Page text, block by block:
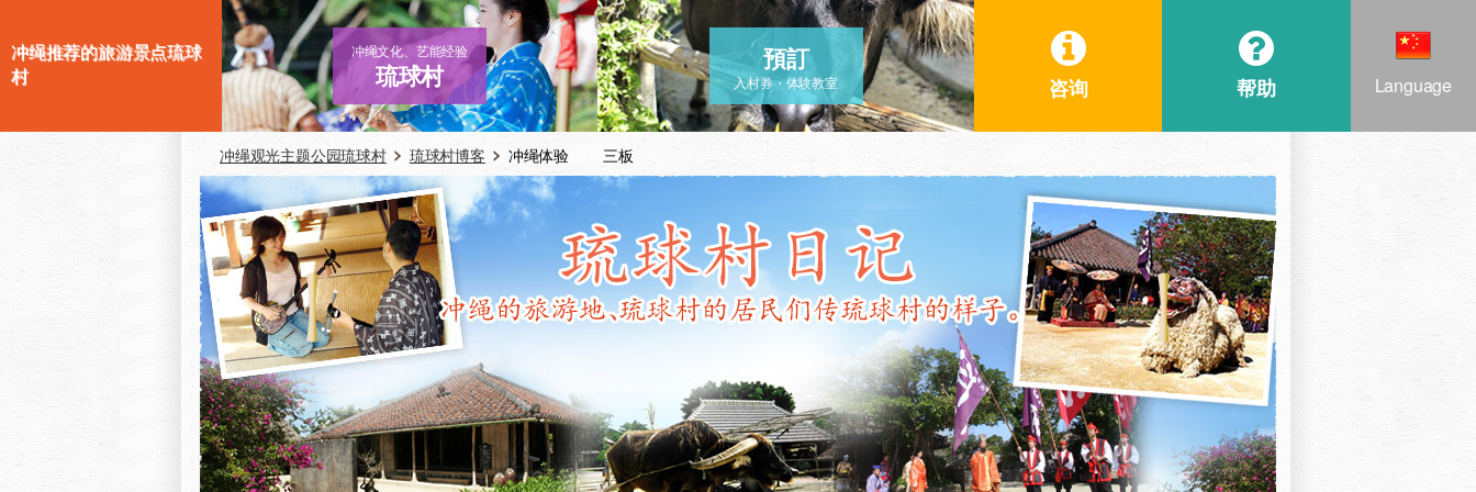
冲绳推荐的旅游景点琉球
村
冲绳文化、艺能经验
琉球村
預訂
入村券・体験教室 咨询 帮助 Language
冲绳观光主题公园琉球村 琉球村博客 冲绳体验 三板